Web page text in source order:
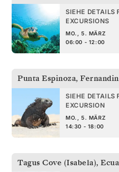
SIEHE DETAILS
EXCURSIONS
MO., 5. MÄRZ
06:00 - 12:00
Punta Espinoza,
SIEHE DETAILS
EXCURSION
MO., 5. MÄRZ
14:30 - 18:00
Tagus Cove (Isabela),